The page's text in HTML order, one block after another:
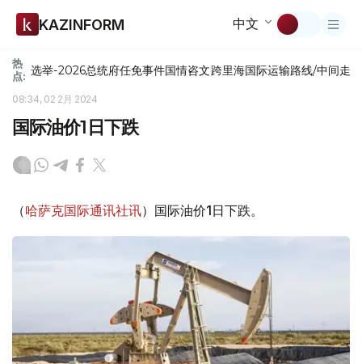
KAZINFORM 中文
热
点: 选举-2026总统府任免事件国情咨文跨里海国际运输路线/中间走廊
08:34, 02 2月 2024
国际油价1日下跌
（哈萨克国际通讯社讯）国际油价1日下跌。